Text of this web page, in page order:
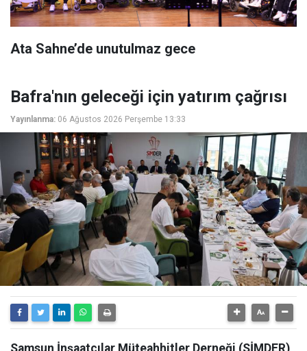
Ata Sahne’de unutulmaz gece
Bafra'nın geleceği için yatırım çağrısı
Yayınlanma: 06 Ağustos 2026 Perşembe 13:33
Samsun İnşaatçılar Müteahhitler Derneği (SİMDER)